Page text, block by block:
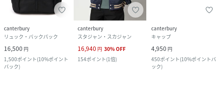
canterbury
リュック・バックパック
16,500 円
1,500ポイント(10%ポイント
バック)
canterbury
スタジャン・スカジャン
16,940 円 30%OFF
154ポイント(1倍)
canterbury
キャップ
4,950 円
450ポイント(10%ポイントバ
ック)